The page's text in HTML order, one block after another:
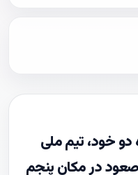
دو خود، تیم ملی
صعود در مکان پنجم